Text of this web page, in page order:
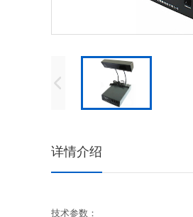
详情介绍
技术参数：